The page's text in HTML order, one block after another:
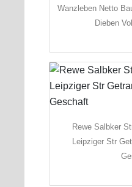
Wanzleben Netto
Dieben
Rewe Salbker
Leipziger Str